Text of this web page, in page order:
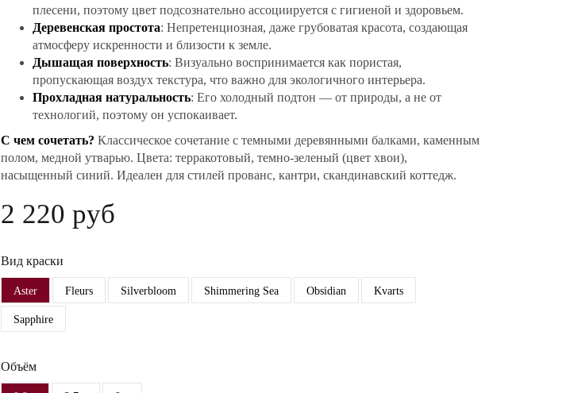
плесени, поэтому цвет подсознательно ассоциируется с гигиеной и здоровьем.
Деревенская простота: Непретенциозная, даже грубоватая красота, создающая
атмосферу искренности и близости к земле.
Дышащая поверхность: Визуально воспринимается как пористая,
пропускающая воздух текстура, что важно для экологичного интерьера.
Прохладная натуральность: Его холодный подтон — от природы, а не от
технологий, поэтому он успокаивает.
С чем сочетать? Классическое сочетание с темными деревянными балками, каменным
полом, медной утварью. Цвета: терракотовый, темно-зеленый (цвет хвои),
насыщенный синий. Идеален для стилей прованс, кантри, скандинавский коттедж.
2 220 руб
Вид краски
Aster Fleurs Silverbloom Shimmering Sea Obsidian Kvarts
Sapphire
Объём